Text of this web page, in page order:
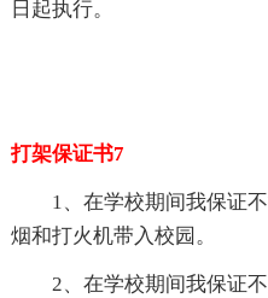
日起执行。
打架保证书7
1、在学校期间我保证
烟和打火机带入校园。
2、在学校期间我保证